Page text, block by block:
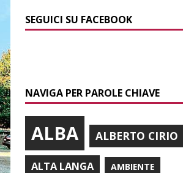
SEGUICI SU FACEBOOK
NAVIGA PER PAROLE CHIAVE
ALBA ALBERTO CIRIO
ALTA LANGA AMBIENTE